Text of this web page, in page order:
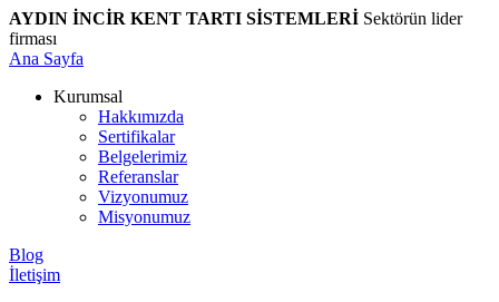
AYDIN İNCİR KENT TARTI SİSTEMLERİ Sektörün lider
firması
Ana Sayfa
Kurumsal
Hakkımızda
Sertifikalar
Belgelerimiz
Referanslar
Vizyonumuz
Misyonumuz
Blog
İletişim